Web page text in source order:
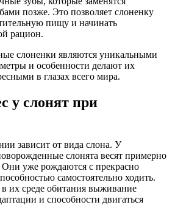
позже. Это позволяет слоненку
пищу и начинать
рацион.
слоненки являются уникальными
и особенности делают их
в глазах всего мира.
у слонят при
зависит от вида слона. У
слонята весят примерно
уже рождаются с прекрасно
самостоятельно ходить.
в их среде обитания выживание
и способности двигаться